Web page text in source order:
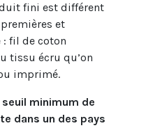
fini est différent
et
: fil de coton
tissu écru qu’on
imprimé.
seuil minimum de
dans un des pays